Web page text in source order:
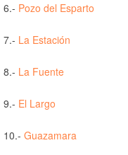
6.- Pozo del Esparto
7.- La Estación
8.- La Fuente
9.- El Largo
10.- Guazamara